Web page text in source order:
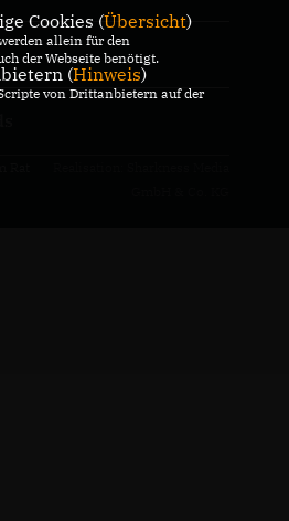
Cookies (Übersicht)
allein für den
der Webseite benötigt.
(Hinweis)
von Drittanbietern auf der